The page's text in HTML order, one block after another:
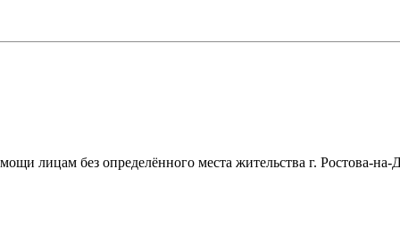
лицам без определённого места жительства г. Ростова-на-